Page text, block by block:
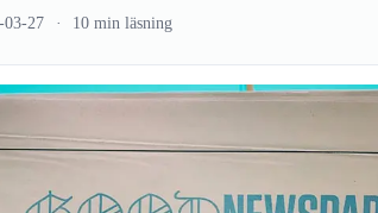
03-27 10 min läsning